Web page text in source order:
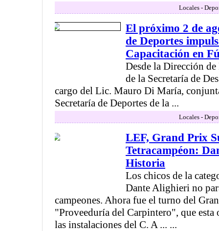
Locales -
El próximo 2 de
de Deportes
Capacitación en
Desde la Dirección
de la Secretaría de
cargo del Lic. Mauro Di María,
Secretaría de Deportes de la ...
Locales -
LEF, Grand Prix
Tetracampéon:
Historia
Los chicos de la
Dante Alighieri no
campeones. Ahora fue el turno del
"Proveeduría del Carpintero", que esta
las instalaciones del C. A ... ...